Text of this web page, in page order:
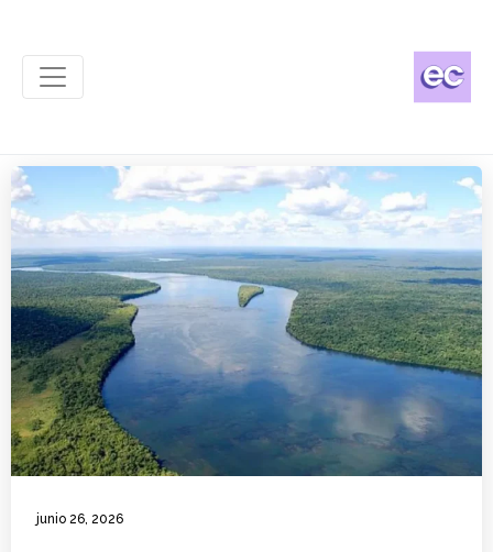
junio 26, 2026